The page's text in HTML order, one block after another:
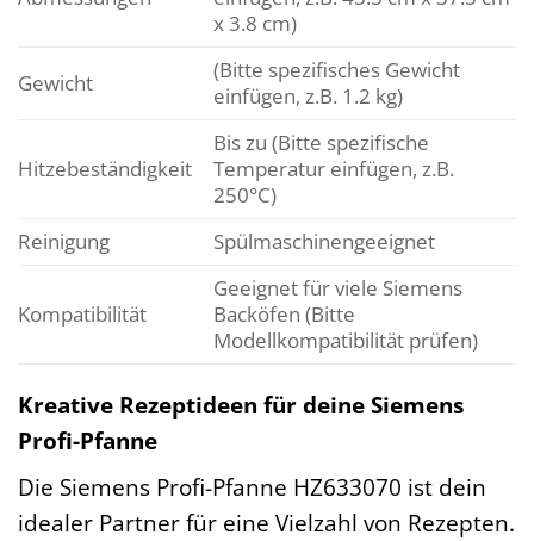
x 3.8 cm)
Gewicht
(Bitte spezifisches Gewicht
einfügen, z.B. 1.2 kg)
Hitzebeständigkeit
Bis zu (Bitte spezifische
Temperatur einfügen, z.B.
250°C)
Reinigung
Spülmaschinengeeignet
Kompatibilität
Geeignet für viele Siemens
Backöfen (Bitte
Modellkompatibilität prüfen)
Kreative Rezeptideen für deine Siemens
Profi-Pfanne
Die Siemens Profi-Pfanne HZ633070 ist dein
idealer Partner für eine Vielzahl von Rezepten.